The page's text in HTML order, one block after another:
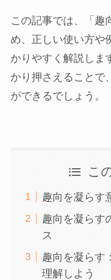
この記事では、「趣
め、正しい使い方や
かりやすく解説しま
かり押さえることで
ができるでしょう。
こ
趣向を凝らす
趣向を凝らす
ス
趣向を凝らす
理解しよう